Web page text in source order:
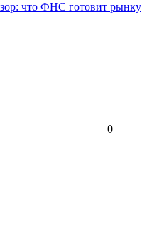
что ФНС готовит рынку
0